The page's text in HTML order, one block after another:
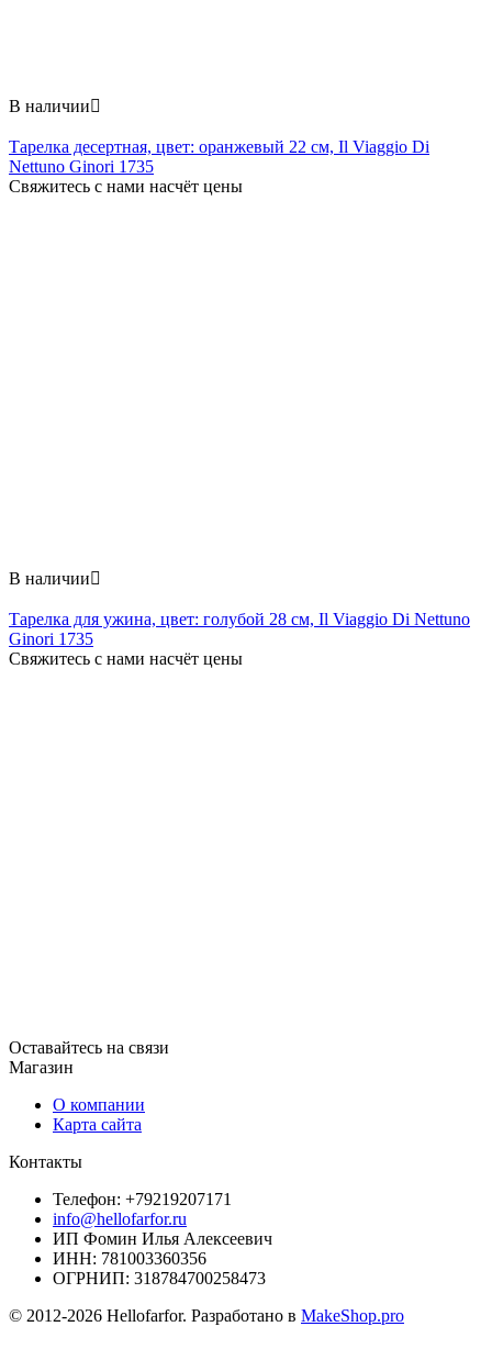
В наличии
Тарелка десертная, цвет: оранжевый 22 см, Il Viaggio Di
Nettuno Ginori 1735
Свяжитесь с нами насчёт цены
В наличии
Тарелка для ужина, цвет: голубой 28 см, Il Viaggio Di Nettuno
Ginori 1735
Свяжитесь с нами насчёт цены
Оставайтесь на связи
Магазин
О компании
Карта сайта
Контакты
Телефон: +79219207171
info@hellofarfor.ru
ИП Фомин Илья Алексеевич
ИНН: 781003360356
ОГРНИП: 318784700258473
© 2012-2026 Hellofarfor. Разработано в MakeShop.pro